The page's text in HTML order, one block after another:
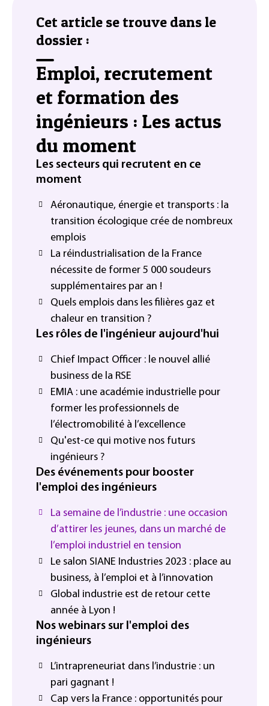
Cet article se trouve dans le
dossier :
Emploi, recrutement
et formation des
ingénieurs : Les actus
du moment
Les secteurs qui recrutent en ce
moment
Aéronautique, énergie et transports : la
transition écologique crée de nombreux
emplois
La réindustrialisation de la France
nécessite de former 5 000 soudeurs
supplémentaires par an !
Quels emplois dans les filières gaz et
chaleur en transition ?
Les rôles de l'ingénieur aujourd'hui
Chief Impact Officer : le nouvel allié
business de la RSE
EMIA : une académie industrielle pour
former les professionnels de
l’électromobilité à l’excellence
Qu'est-ce qui motive nos futurs
ingénieurs ?
Des événements pour booster
l'emploi des ingénieurs
La semaine de l’industrie : une occasion
d’attirer les jeunes, dans un marché de
l’emploi industriel en tension
Le salon SIANE Industries 2023 : place au
business, à l’emploi et à l’innovation
Global industrie est de retour cette
année à Lyon !
Nos webinars sur l'emploi des
ingénieurs
L’intrapreneuriat dans l’industrie : un
pari gagnant !
Cap vers la France : opportunités pour